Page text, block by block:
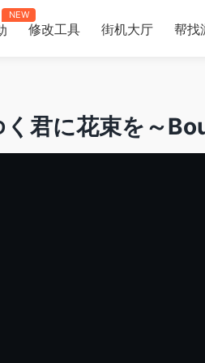
NEW
修改工具 街机大厅 帮找
く君に花束を～